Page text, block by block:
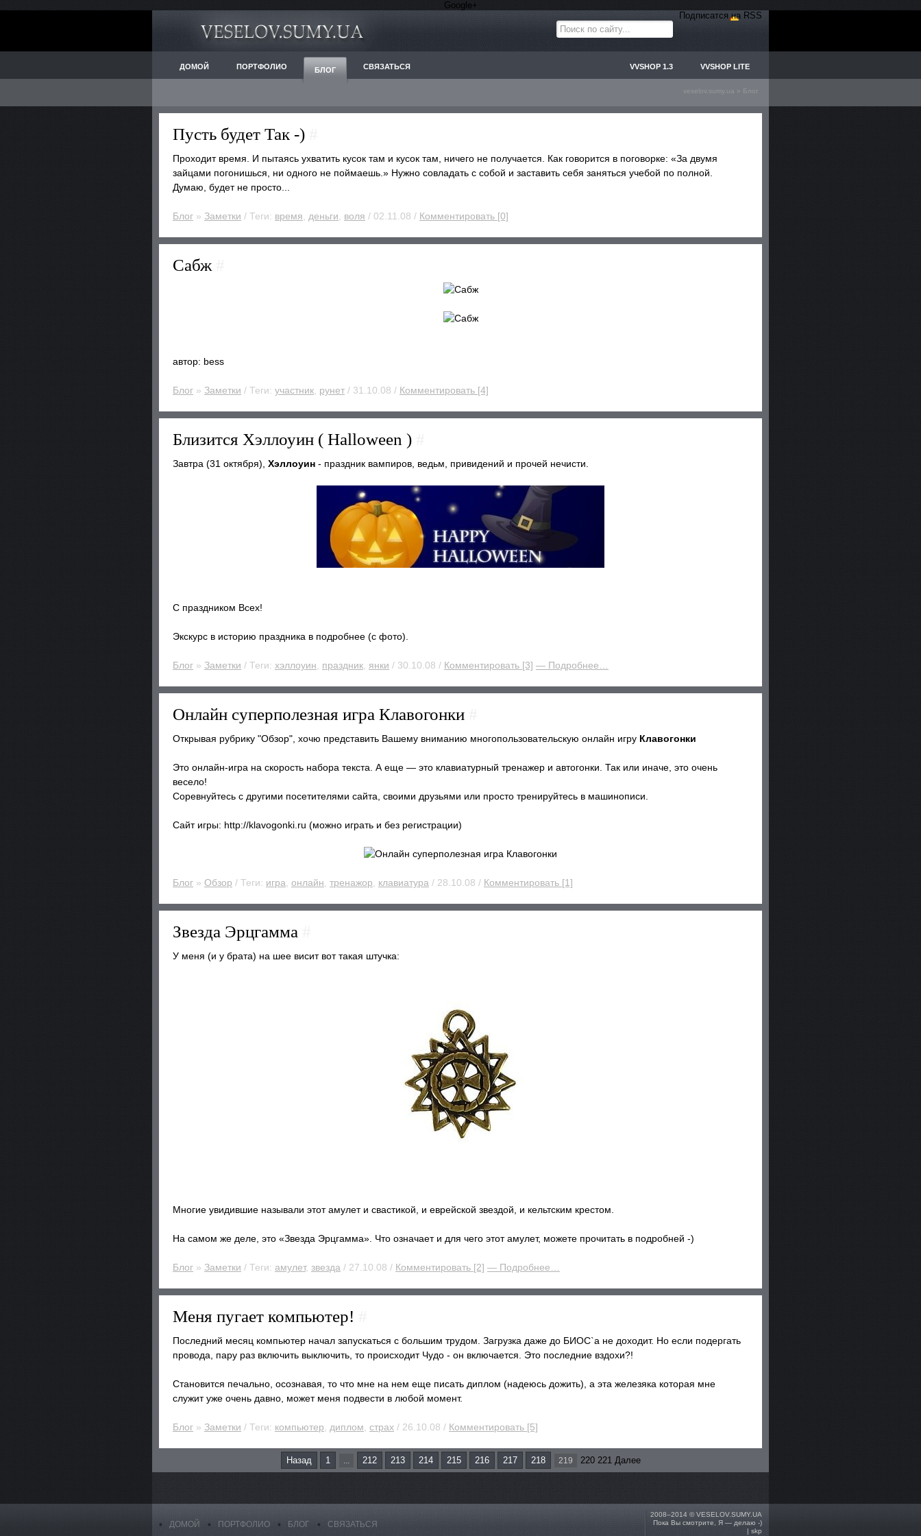
Google+
Подписатся на RSS
ДОМОЙ ПОРТФОЛИО БЛОГ СВЯЗАТЬСЯ VVSHOP 1.3 VVSHOP LITE
veselov.sumy.ua » Блог
Пусть будет Так -)
Проходит время. И пытаясь ухватить кусок там и кусок там, ничего не получается. Как говорится в поговорке: «За двумя
зайцами погонишься, ни одного не поймаешь.» Нужно совладать с собой и заставить себя заняться учебой по полной.
Думаю, будет не просто...
Блог » Заметки / Теги: время деньги воля / 02.11.08 / Комментировать [0]
Сабж
автор: bess
Блог » Заметки / Теги: участник рунет / 31.10.08 / Комментировать [4]
Близится Хэллоуин ( Halloween )
Завтра (31 октября), Хэллоуин - праздник вампиров, ведьм, привидений и прочей нечисти.
С праздником Всех!
Экскурс в историю праздника в подробнее (с фото).
Блог » Заметки / Теги: хэллоуин праздник янки / 30.10.08 / Комментировать [3] — Подробнее…
Онлайн суперполезная игра Клавогонки
Открывая рубрику "Обзор", хочю представить Вашему вниманию многопользовательскую онлайн игру Клавогонки
Это онлайн-игра на скорость набора текста. А еще — это клавиатурный тренажер и автогонки. Так или иначе, это очень
весело!
Соревнуйтесь с другими посетителями сайта, своими друзьями или просто тренируйтесь в машинописи.
Сайт игры: http://klavogonki.ru (можно играть и без регистрации)
Блог » Обзор / Теги: игра онлайн тренажор клавиатура / 28.10.08 / Комментировать [1]
Звезда Эрцгамма
У меня (и у брата) на шее висит вот такая штучка:
Многие увидившие называли этот амулет и свастикой, и еврейской звездой, и кельтским крестом.
На самом же деле, это «Звезда Эрцгамма». Что означает и для чего этот амулет, можете прочитать в подробней -)
Блог » Заметки / Теги: амулет, звезда / 27.10.08 / Комментировать [2] — Подробнее…
Меня пугает компьютер!
Последний месяц компьютер начал запускаться с большим трудом. Загрузка даже до БИОС`a не доходит. Но если подергать
провода, пару раз включить выключить, то происходит Чудо - он включается. Это последние вздохи?!
Становится печально, осознавая, то что мне на нем еще писать диплом (надеюсь дожить), а эта железяка которая мне
служит уже очень давно, может меня подвести в любой момент.
Блог » Заметки / Теги: компьютер диплом страх / 26.10.08 / Комментировать [5]
Назад 1 ... 212 213 214 215 216 217 218 219 220 221 Далее
ДОМОЙ ПОРТФОЛИО БЛОГ СВЯЗАТЬСЯ
2008–2014 © VESELOV.SUMY.UA
Пока Вы смотрите, Я — делаю -)
| skp